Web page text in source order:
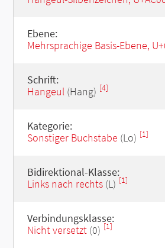
Ebene:
Mehrsprachige Basis-Ebene,
Schrift:
Hangeul(Hang) [4]
Kategorie:
Sonstiger Buchstabe (Lo) [1]
Bidirektional-Klasse:
Links nach rechts(L) [1]
Verbindungsklasse:
Nicht versetzt(0) [1]